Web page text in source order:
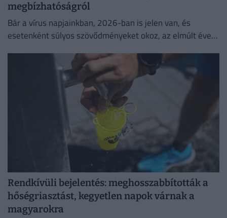
megbízhatóságról
Bár a vírus napjainkban, 2026-ban is jelen van, és
esetenként súlyos szövődményeket okoz, az elmúlt évek
biztonságosságát.
Rendkívüli bejelentés: meghosszabbították a
hőségriasztást, kegyetlen napok várnak a
magyarokra